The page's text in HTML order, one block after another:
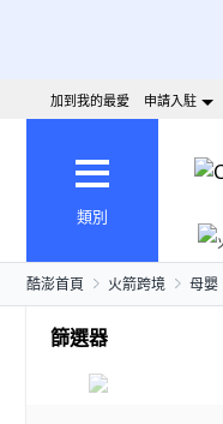
加到我的最愛 申請入駐
類別
酷澎首頁 火箭跨境 母嬰
篩選器